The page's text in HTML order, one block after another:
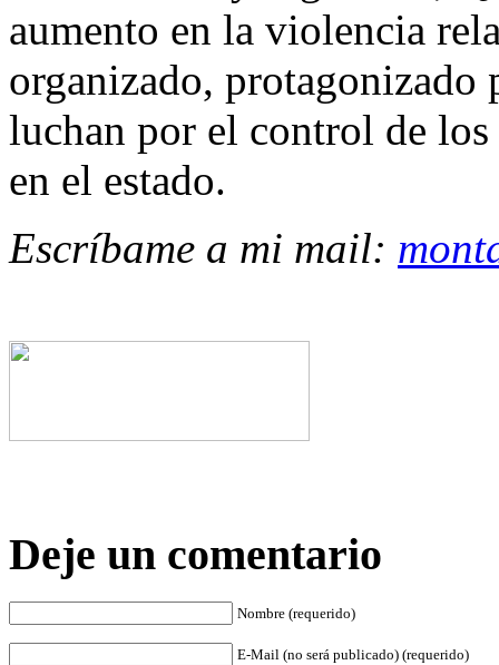
aumento en la violencia
organizado, protagonizado
luchan por el control de
en el estado.
Escríbame a mi mail:
Deje un comentario
Nombre (requerido)
E-Mail (no será publicado) (requerido)